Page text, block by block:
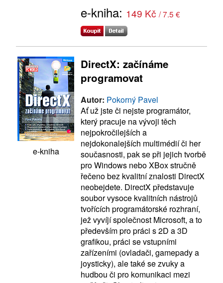
e-kniha: 149 Kč / 7.5 €
e-kniha
DirectX: začínáme
programovat
Autor: Pokorný Pavel
Ať už jste či nejste programátor,
který pracuje na vývoji těch
nejpokročilejších a
nejdokonalejších multimédií či her
současnosti, pak se při jejich tvorbě
pro Windows nebo XBox stručně
řečeno bez kvalitní znalosti DirectX
neobejdete. DirectX představuje
soubor vysoce kvalitních nástrojů
tvořících programátorské rozhraní,
jež vyvíjí společnost Microsoft, a to
především pro práci s 2D a 3D
grafikou, práci se vstupními
zařízeními (ovladači, gamepady a
joysticky), ale také se zvuky a
hudbou či pro komunikaci mezi